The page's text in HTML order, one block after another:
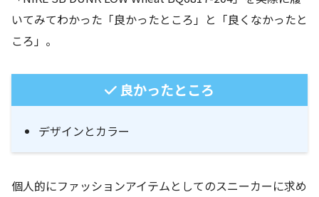
いてみてわかった「良かったところ」と「良くなかったと
ころ」。
良かったところ
デザインとカラー
個人的にファッションアイテムとしてのスニーカーに求め